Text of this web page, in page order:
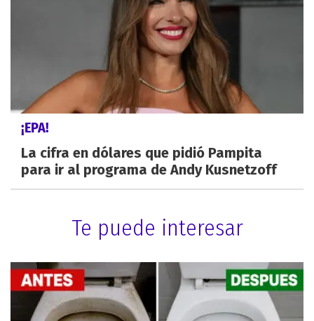
¡EPA!
La cifra en dólares que pidió Pampita
para ir al programa de Andy Kusnetzoff
Te puede interesar